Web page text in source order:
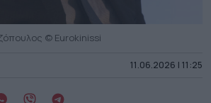
© Eurokinissi
11.06.2026 | 11:25